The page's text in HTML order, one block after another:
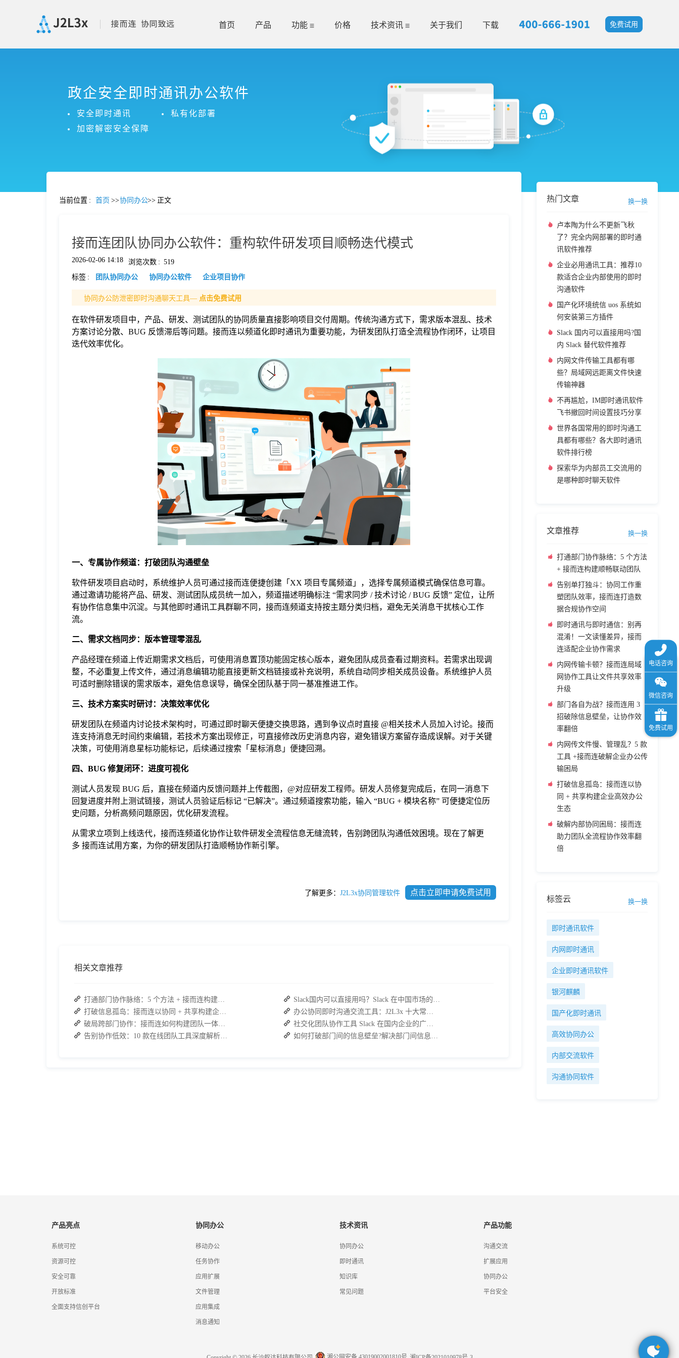
首页 产品 功能 价格 技术资讯 关于我们 下载 免费试用
政企安全即时通讯办公软件
安全即时通讯
私有化部署
加密解密安全保障
当前位置 : 首页 >>协同办公>> 正文
接而连团队协同办公软件：重构软件研发项目顺畅迭代模式
2026-02-06 14:18 浏览次数 : 519
标签 : 团队协同办公 协同办公软件 企业项目协作
协同办公防泄密即时沟通聊天工具— 点击免费试用
在软件研发项目中，产品、研发、测试团队的协同质量直接影响项目交付周期。传统沟通方式下，需求版本混乱、技术
方案讨论分散、BUG 反馈滞后等问题。接而连以频道化即时通讯为重要功能，为研发团队打造全流程协作闭环，让项目
迭代效率优化。
一、专属协作频道：打破团队沟通壁垒
软件研发项目启动时，系统维护人员可通过接而连便捷创建「XX 项目专属频道」，选择专属频道模式确保信息可靠。
通过邀请功能将产品、研发、测试团队成员统一加入，频道描述明确标注 “需求同步 / 技术讨论 / BUG 反馈” 定位，让所
有协作信息集中沉淀。与其他即时通讯工具群聊不同，接而连频道支持按主题分类归档，避免无关消息干扰核心工作
流。
二、需求文档同步：版本管理零混乱
产品经理在频道上传近期需求文档后，可使用消息置顶功能固定核心版本，避免团队成员查看过期资料。若需求出现调
整，不必重复上传文件，通过消息编辑功能直接更新文档链接或补充说明，系统自动同步相关成员设备。系统维护人员
可适时删除错误的需求版本，避免信息误导，确保全团队基于同一基准推进工作。
三、技术方案实时研讨：决策效率优化
研发团队在频道内讨论技术架构时，可通过即时聊天便捷交换思路，遇到争议点时直接 @相关技术人员加入讨论。接而
连支持消息无时间约束编辑，若技术方案出现修正，可直接修改历史消息内容，避免错误方案留存造成误解。对于关键
决策，可使用消息星标功能标记，后续通过搜索「星标消息」便捷回溯。
四、BUG 修复闭环：进度可视化
测试人员发现 BUG 后，直接在频道内反馈问题并上传截图，@对应研发工程师。研发人员修复完成后，在同一消息下
回复进度并附上测试链接，测试人员验证后标记 “已解决”。通过频道搜索功能，输入 “BUG + 模块名称” 可便捷定位历
史问题，分析高频问题原因，优化研发流程。
从需求立项到上线迭代，接而连频道化协作让软件研发全流程信息无缝流转，告别跨团队沟通低效困境。现在了解更
多 接而连试用方案，为你的研发团队打造顺畅协作新引擎。
了解更多： J2L3x协同管理软件 点击立即申请免费试用
相关文章推荐
打通部门协作脉络：5 个方法 + 接而连构建顺畅联动团队
打破信息孤岛：接而连以协同 + 共享构建企业高效办公生态
破局跨部门协作：接而连如何构建团队一体化运行新格局
告别协作低效：10 款在线团队工具深度解析，接而连凭什么脱颖而出？
Slack国内可以直接用吗？Slack 在中国市场的使用现状及替代方案探讨
办公协同即时沟通交流工具：J2L3x 十大常用具体功能介绍
社交化团队协作工具 Slack 在国内企业的广泛应用：优点与局限性
如何打破部门间的信息壁垒?解决部门间信息障碍
热门文章 换一换
卢本陶为什么不更新飞秋
了？完全内网部署的即时通
讯软件推荐
企业必用通讯工具：推荐10
款适合企业内部使用的即时
沟通软件
国产化环境统信 uos 系统如
何安装第三方插件
Slack 国内可以直接用吗?国
内 Slack 替代软件推荐
内网文件传输工具都有哪
些？局域网远距离文件快速
传输神器
不再尴尬，IM即时通讯软件
飞书撤回时间设置技巧分享
世界各国常用的即时沟通工
具都有哪些？各大即时通讯
软件排行榜
探索华为内部员工交流用的
是哪种即时聊天软件
文章推荐 换一换
打通部门协作脉络：5 个方法
+ 接而连构建顺畅联动团队
告别单打独斗：协同工作重
塑团队效率，接而连打造数
据合规协作空间
即时通讯与即时通信：别再
混淆！一文读懂差异，接而
连适配企业协作需求
内网传输卡顿？接而连局域
网协作工具让文件共享效率
升级
部门各自为战？接而连用 3
招破除信息壁垒，让协作效
率翻倍
内网传文件慢、管理乱？5 款
工具 +接而连破解企业办公传
输困局
打破信息孤岛：接而连以协
同 + 共享构建企业高效办公
生态
破解内部协同困局：接而连
助力团队全流程协作效率翻
倍
标签云 换一换
即时通讯软件
内网即时通讯
企业即时通讯软件
银河麒麟
国产化即时通讯
高效协同办公
内部交流软件
沟通协同软件
产品亮点
系统可控
资源可控
安全可靠
开放标准
全面支持信创平台
协同办公
移动办公
任务协作
应用扩展
文件管理
应用集成
消息通知
技术资讯
协同办公
即时通讯
知识库
常见问题
产品功能
沟通交流
扩展应用
协同办公
平台安全